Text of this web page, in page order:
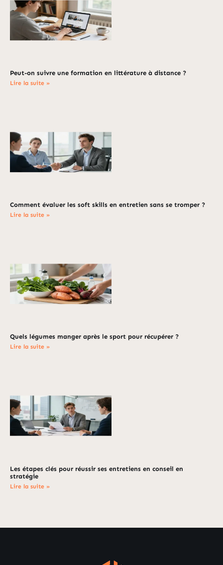
Peut-on suivre une formation en littérature à distance ?
Lire la suite »
Comment évaluer les soft skills en entretien sans se tromper ?
Lire la suite »
Quels légumes manger après le sport pour récupérer ?
Lire la suite »
Les étapes clés pour réussir ses entretiens en conseil en
stratégie
Lire la suite »